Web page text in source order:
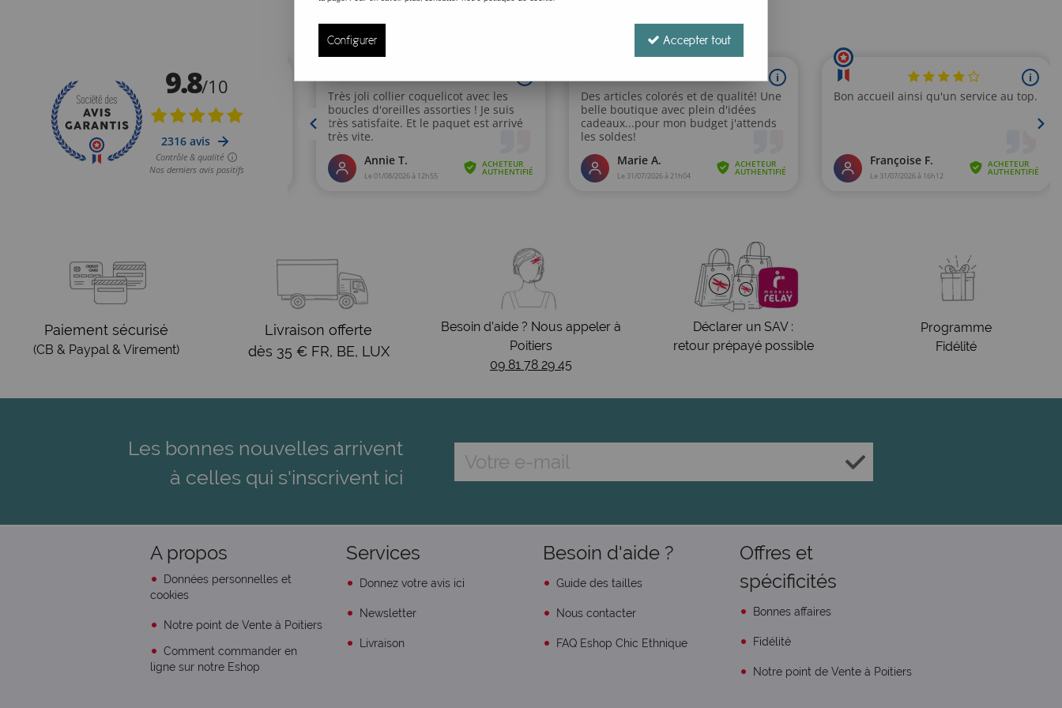
Paiement sécurisé
(CB & Paypal & Virement)
Livraison offerte
dès 35 € FR, BE, LUX
Besoin d’aide ? Nous appeler à
Poitiers
09 81 78 29 45
Déclarer un SAV :
retour prépayé possible
Programme
Fidélité
Les bonnes nouvelles arrivent
à celles qui s'inscrivent ici
A propos
Données personnelles et
cookies
Notre point de Vente à Poitiers
Comment commander en
ligne sur notre Eshop
Services
Donnez votre avis ici
Newsletter
Livraison
Besoin d'aide ?
Guide des tailles
Nous contacter
FAQ Eshop Chic Ethnique
Offres et
spécificités
Bonnes affaires
Fidélité
Notre point de Vente à Poitiers
Configurer Accepter tout